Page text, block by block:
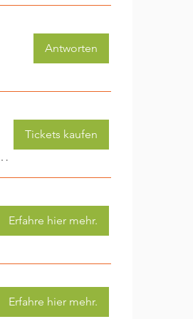
Antworten
eine neue Aktivität (2)
Tickets kaufen
Erfahre hier mehr.
Erfahre hier mehr.